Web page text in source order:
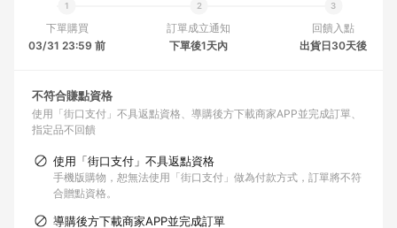
下單購買
03/31 23:59 前
訂單成立通知
下單後1天內
回饋入點
出貨日30天後
不符合賺點資格
使用「街口支付」不具返點資格
導購後方下載商家APP並完成訂單
指定品不回饋
使用「街口支付」不具返點資格
手機版購物，恕無法使用「街口支付」做為付款方式，訂單將不符
合贈點資格。
導購後方下載商家APP並完成訂單